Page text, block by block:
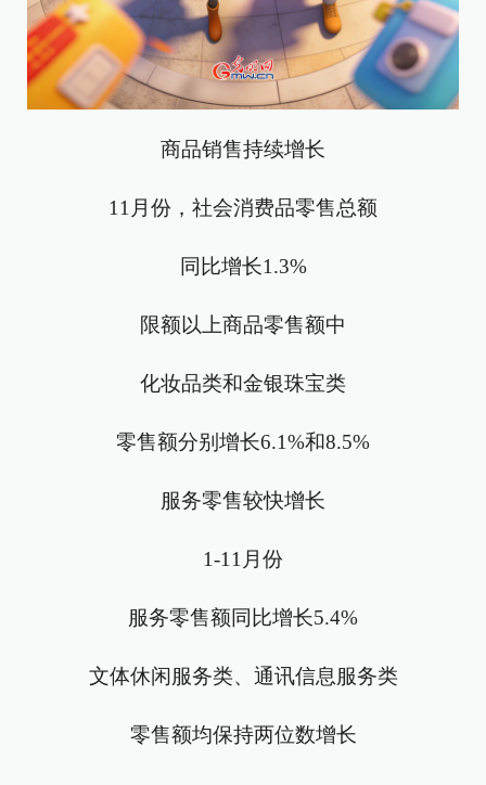
商品销售持续增长
11月份，社会消费品零售总额
同比增长1.3%
限额以上商品零售额中
化妆品类和金银珠宝类
零售额分别增长6.1%和8.5%
服务零售较快增长
1-11月份
服务零售额同比增长5.4%
文体休闲服务类、通讯信息服务类
零售额均保持两位数增长